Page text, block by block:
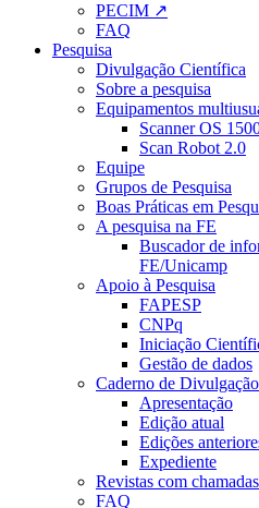
PECIM ↗
FAQ
Pesquisa
Divulgação Científica
Sobre a pesquisa
Equipamentos
Scanner OS
Scan Robot 2.0
Equipe
Grupos de Pesquisa
Boas Práticas em
A pesquisa na FE
Buscador de
FE/Unicamp
Apoio à Pesquisa
FAPESP
CNPq
Iniciação
Gestão de dados
Caderno de
Apresentação
Edição atual
Edições
Expediente
Revistas com
FAQ